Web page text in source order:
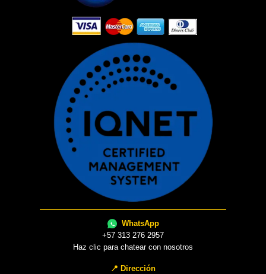
WhatsApp
+57 313 276 2957
Haz clic para chatear con nosotros
📍 Dirección